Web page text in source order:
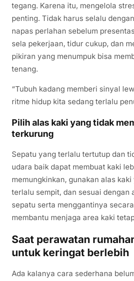
tegang. Karena itu, mengelola
penting. Tidak harus selalu
napas perlahan sebelum
sela pekerjaan, tidur cukup, dan
pikiran yang menumpuk bisa
tenang.
“Tubuh kadang memberi sinyal
ritme hidup kita sedang terlalu
Pilih alas kaki yang tidak
terkurung
Sepatu yang terlalu tertutup dan
udara baik dapat membuat kaki
memungkinkan, gunakan alas
terlalu sempit, dan sesuai dengan
sepatu serta menggantinya
membantu menjaga area kaki
Saat perawatan
untuk keringat berlebih
Ada kalanya cara sederhana